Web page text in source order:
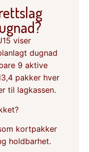
viser
dugnad
9 aktive
pakker hver
til lagkassen.
kortpakker
holdbarhet.